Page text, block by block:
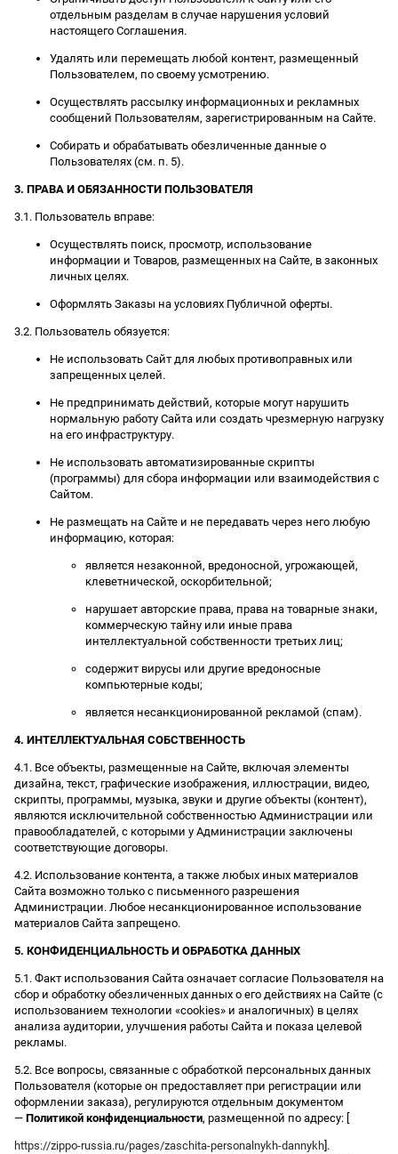
отдельным разделам в случае нарушения условий
настоящего Соглашения.
Удалять или перемещать любой контент, размещенный
Пользователем, по своему усмотрению.
Осуществлять рассылку информационных и рекламных
сообщений Пользователям, зарегистрированным на Сайте.
Собирать и обрабатывать обезличенные данные о
Пользователях (см. п. 5).
3. ПРАВА И ОБЯЗАННОСТИ ПОЛЬЗОВАТЕЛЯ
3.1. Пользователь вправе:
Осуществлять поиск, просмотр, использование
информации и Товаров, размещенных на Сайте, в законных
личных целях.
Оформлять Заказы на условиях Публичной оферты.
3.2. Пользователь обязуется:
Не использовать Сайт для любых противоправных или
запрещенных целей.
Не предпринимать действий, которые могут нарушить
нормальную работу Сайта или создать чрезмерную нагрузку
на его инфраструктуру.
Не использовать автоматизированные скрипты
(программы) для сбора информации или взаимодействия с
Сайтом.
Не размещать на Сайте и не передавать через него любую
информацию, которая:
является незаконной, вредоносной, угрожающей,
клеветнической, оскорбительной;
нарушает авторские права, права на товарные знаки,
коммерческую тайну или иные права
интеллектуальной собственности третьих лиц;
содержит вирусы или другие вредоносные
компьютерные коды;
является несанкционированной рекламой (спам).
4. ИНТЕЛЛЕКТУАЛЬНАЯ СОБСТВЕННОСТЬ
4.1. Все объекты, размещенные на Сайте, включая элементы
дизайна, текст, графические изображения, иллюстрации, видео,
скрипты, программы, музыка, звуки и другие объекты (контент),
являются исключительной собственностью Администрации или
правообладателей, с которыми у Администрации заключены
соответствующие договоры.
4.2. Использование контента, а также любых иных материалов
Сайта возможно только с письменного разрешения
Администрации. Любое несанкционированное использование
материалов Сайта запрещено.
5. КОНФИДЕНЦИАЛЬНОСТЬ И ОБРАБОТКА ДАННЫХ
5.1. Факт использования Сайта означает согласие Пользователя на
сбор и обработку обезличенных данных о его действиях на Сайте (с
использованием технологии «cookies» и аналогичных) в целях
анализа аудитории, улучшения работы Сайта и показа целевой
рекламы.
5.2. Все вопросы, связанные с обработкой персональных данных
Пользователя (которые он предоставляет при регистрации или
оформлении заказа), регулируются отдельным документом
— Политикой конфиденциальности, размещенной по адресу: [
https://zippo-russia.ru/pages/zaschita-personalnykh-dannykh ].